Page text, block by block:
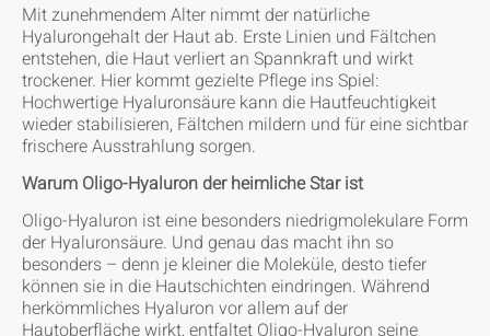
Mit zunehmendem Alter nimmt der natürliche
Hyalurongehalt der Haut ab. Erste Linien und Fältchen
entstehen, die Haut verliert an Spannkraft und wirkt
trockener. Hier kommt gezielte Pflege ins Spiel:
Hochwertige Hyaluronsäure kann die Hautfeuchtigkeit
wieder stabilisieren, Fältchen mildern und für eine sichtbar
frischere Ausstrahlung sorgen.
Warum Oligo-Hyaluron der heimliche Star ist
Oligo-Hyaluron ist eine besonders niedrigmolekulare Form
der Hyaluronsäure. Und genau das macht ihn so
besonders – denn je kleiner die Moleküle, desto tiefer
können sie in die Hautschichten eindringen. Während
herkömmliches Hyaluron vor allem auf der